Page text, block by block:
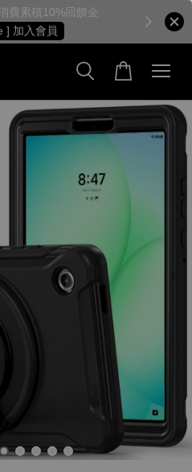
費累積10%回饋金
] 加入會員